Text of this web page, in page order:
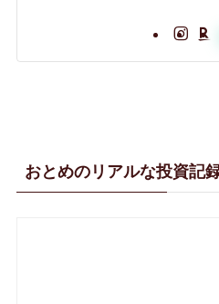
おとめのリアルな投資記